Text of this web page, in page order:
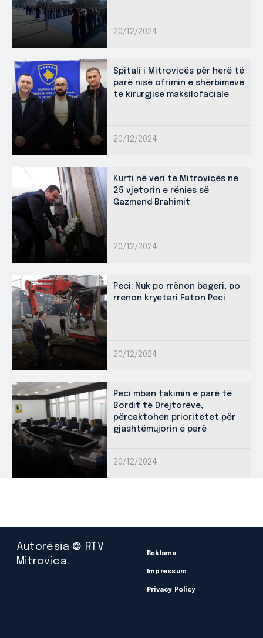
20/12/2024
Spitali i Mitrovicës për herë të
parë nisë ofrimin e shërbimeve
të kirurgjisë maksilofaciale
20/12/2024
Kurti në veri të Mitrovicës në
25 vjetorin e rënies së
Gazmend Brahimit
20/12/2024
Peci: Nuk po rrënon bageri, po
rrenon kryetari Faton Peci
20/12/2024
Peci mban takimin e parë të
Bordit të Drejtorëve,
përcaktohen prioritetet për
gjashtëmujorin e parë
20/12/2024
Autorësia © RTV
Mitrovica.
Reklama
Impressum
Privacy Policy